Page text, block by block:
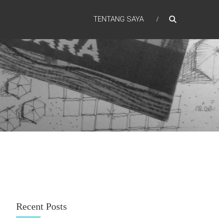
TENTANG SAYA
Recent Posts